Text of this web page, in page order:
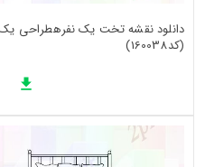
دانلود نقشه تخت یک نفرهطراحی
(کد160038)